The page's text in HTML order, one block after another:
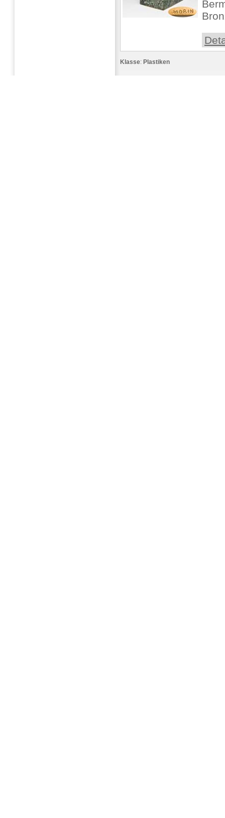
Klasse: Plastiken